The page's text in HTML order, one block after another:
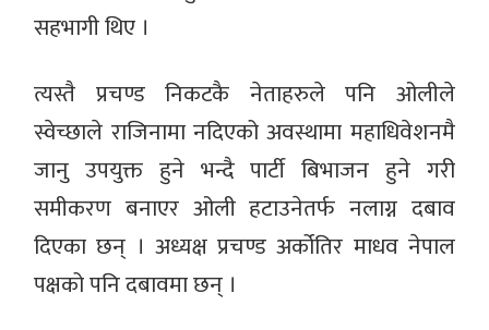
सहभागी थिए ।
त्यस्तै प्रचण्ड निकटकै नेताहरुले पनि ओलीले
स्वेच्छाले राजिनामा नदिएको अवस्थामा महाधिवेशनमै
जानु उपयुक्त हुने भन्दै पार्टी बिभाजन हुने गरी
समीकरण बनाएर ओली हटाउनेतर्फ नलाग्न दबाव
दिएका छन् । अध्यक्ष प्रचण्ड अर्कोतिर माधव नेपाल
पक्षको पनि दबावमा छन् ।